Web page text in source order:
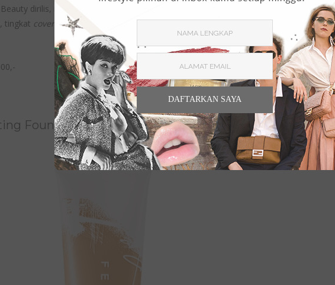
dirilis, namun masih jadi favorit sampai sekarang. Ini berkat
tingkat coveragebagus, hasil akhirmatte, dan tahan lama. Cocok untuk
Foundation
DAFTARKAN SAYA